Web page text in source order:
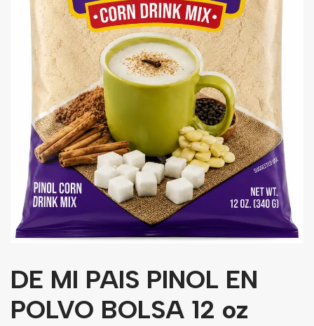
Harinas
Edulcorante
Enlatados
Viveres
Sopas
Atoles
Congelaldos
Condimentos
Golosinas
Bebidas
DE MI PAIS PINOL EN
POLVO BOLSA 12 oz